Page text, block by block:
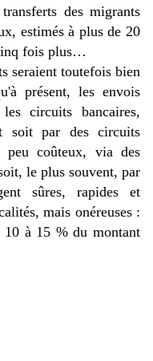
des migrants
estimés à plus de 20
fois plus…
seraient toutefois bien
présent, les envois
circuits bancaires,
soit par des circuits
peu coûteux, via des
le plus souvent, par
sûres, rapides et
mais onéreuses :
10 à 15 % du montant